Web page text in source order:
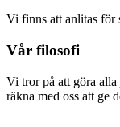
Vi finns att anlitas för
Vår filosofi
Vi tror på att göra
räkna med oss att ge